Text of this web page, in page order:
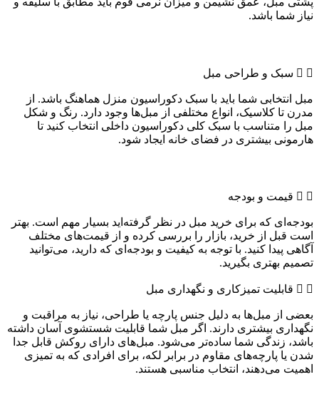
نیاز شما باشد.
سبک و طراحی مبل
مبل انتخابی شما باید با سبک دکوراسیون منزل هماهنگ باشد. از
مدرن تا کلاسیک، انواع مختلفی از مبل‌ها وجود دارد. رنگ و شکل
مبل را متناسب با سبک کلی دکوراسیون داخلی انتخاب کنید تا
هارمونی بیشتری در فضای خانه ایجاد شود.
قیمت و بودجه
بودجه‌ای که برای خرید مبل در نظر گرفته‌اید بسیار مهم است. بهتر
است قبل از خرید، بازار را بررسی کرده و از قیمت‌های مختلف
آگاهی پیدا کنید. با توجه به کیفیت و بودجه‌ای که دارید، می‌توانید
تصمیم بهتری بگیرید.
قابلیت تمیزکاری و نگهداری مبل
بعضی از مبل‌ها به دلیل جنس پارچه یا طراحی، نیاز به مراقبت و
نگهداری بیشتری دارند. اگر مبل شما قابلیت شستشوی آسان داشته
باشد، زندگی شما ساده‌تر می‌شود. مبل‌های دارای روکش قابل جدا
شدن یا پارچه‌های مقاوم در برابر لکه، برای افرادی که به تمیزی
اهمیت می‌دهند، انتخاب مناسبی هستند.